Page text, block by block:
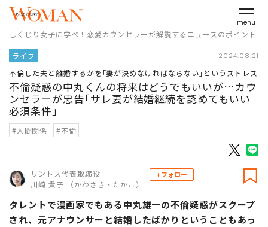
menu
しくじり女子に学べ！恋愛カウンセラーが解説するニュースのポイント
ライフ 2024.08.21
不倫した夫と離婚するかを｢妻が決めなければならない｣というストレス
不倫疑惑の中丸くんの将来はどうでもいいが…カウ
ンセラーが忠告｢サレ妻が結婚継続を認めてもいい
必須条件｣
#人間関係 #不倫
リントス代表取締役
川崎 貴子 （かわさき・たかこ）
+フォロー
タレントで漫画家でもある中丸雄一の不倫疑惑がスクープ
され、元アナウンサーと結婚したばかりということもあっ